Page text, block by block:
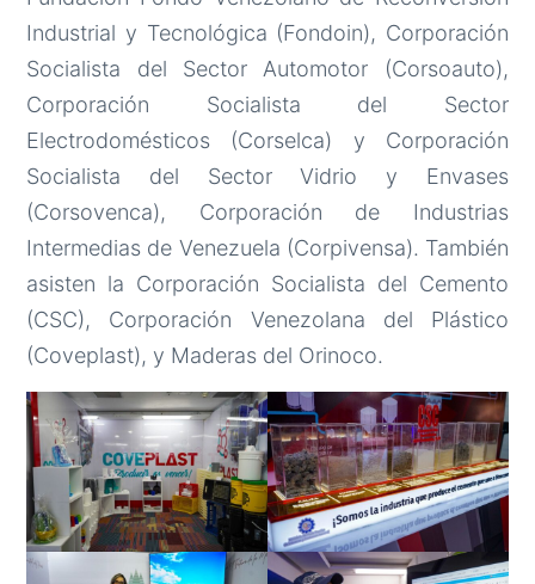
Industrial y Tecnológica (Fondoin), Corporación
Socialista del Sector Automotor (Corsoauto),
Corporación Socialista del Sector
Electrodomésticos (Corselca) y Corporación
Socialista del Sector Vidrio y Envases
(Corsovenca), Corporación de Industrias
Intermedias de Venezuela (Corpivensa). También
asisten la Corporación Socialista del Cemento
(CSC), Corporación Venezolana del Plástico
(Coveplast), y Maderas del Orinoco.